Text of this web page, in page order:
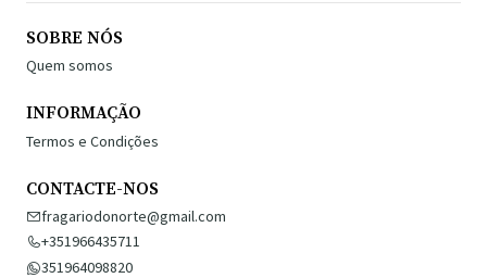
SOBRE NÓS
Quem somos
INFORMAÇÃO
Termos e Condições
CONTACTE-NOS
fragariodonorte@gmail.com
+351966435711
351964098820